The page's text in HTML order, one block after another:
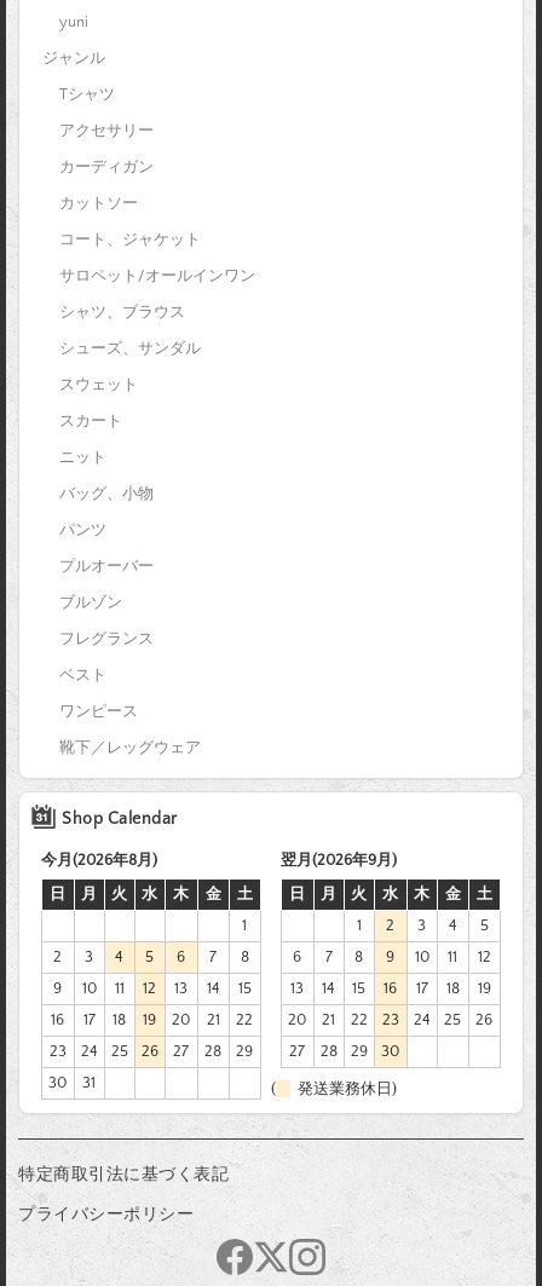
yuni
ジャンル
Tシャツ
アクセサリー
カーディガン
カットソー
コート、ジャケット
サロペット/オールインワン
シャツ、ブラウス
シューズ、サンダル
スウェット
スカート
ニット
バッグ、小物
パンツ
プルオーバー
ブルゾン
フレグランス
ベスト
ワンピース
靴下／レッグウェア
Shop Calendar
今月(2026年8月)
日
月 火 水 木 金
土
1
2
3 4 5 6 7
8
9
10 11 12 13 14
15
16
17 18 19 20 21
22
23
24 25 26 27 28
29
30
31
翌月(2026年9月)
日
月 火 水 木 金
土
1
2 3 4
5
6
7 8 9 10 11
12
13
14 15 16 17 18
19
20
21 22 23 24 25
26
27
28 29 30
( 発送業務休日)
特定商取引法に基づく表記
プライバシーポリシー